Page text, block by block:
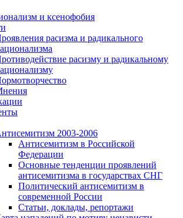
и ксенофобия
расизма и радикального
расизму и радикальному
2003-2006
Антисемитизм в Российской
Федерации
Основные тенденции проявлений
антисемитизма в государствах СНГ
Политический антисемитизм в
современной России
Статьи, доклады, репортажи